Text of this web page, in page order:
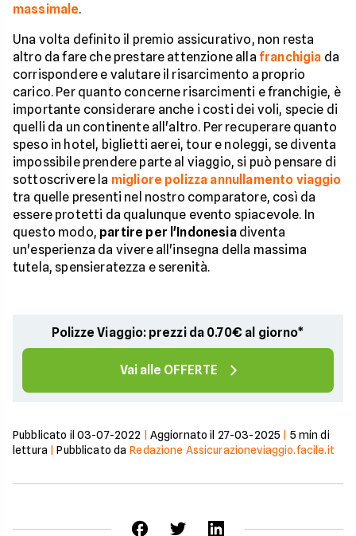
massimale.
Una volta definito il premio assicurativo, non resta
altro da fare che prestare attenzione alla franchigia da
corrispondere e valutare il risarcimento a proprio
carico. Per quanto concerne risarcimenti e franchigie, è
importante considerare anche i costi dei voli, specie di
quelli da un continente all'altro. Per recuperare quanto
speso in hotel, biglietti aerei, tour e noleggi, se diventa
impossibile prendere parte al viaggio, si può pensare di
sottoscrivere la migliore polizza annullamento viaggio
tra quelle presenti nel nostro comparatore, così da
essere protetti da qualunque evento spiacevole. In
questo modo, partire per l'Indonesiadiventa
un'esperienza da vivere all'insegna della massima
tutela, spensieratezza e serenità.
Polizze Viaggio: prezzi da 0.70€ al giorno*
Vai alle OFFERTE
Pubblicato il 03-07-2022 Aggiornato il 27-03-2025 5 min di
lettura |Pubblicato da Redazione Assicurazioneviaggio.facile.it